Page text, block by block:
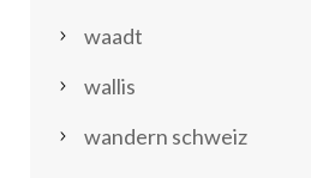
waadt
wallis
wandern schweiz